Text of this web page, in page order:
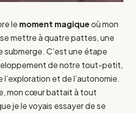
le moment magiqueoù mon
mettre à quatre pattes, une
submerge. C’est une étape
de notre tout-petit,
et de l’autonomie.
mon cœur battait à tout
je le voyais essayer de se